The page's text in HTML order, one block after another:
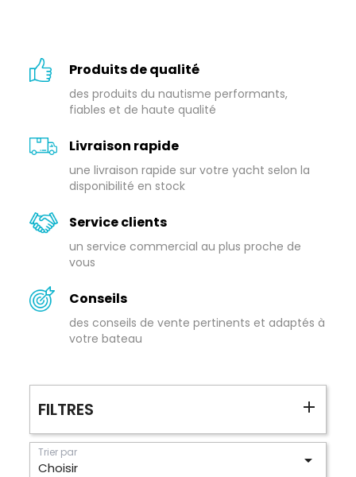
Produits de qualité
des produits du nautisme performants,
fiables et de haute qualité
Livraison rapide
une livraison rapide sur votre yacht selon la
disponibilité en stock
Service clients
un service commercial au plus proche de
vous
Conseils
des conseils de vente pertinents et adaptés à
votre bateau
FILTRES
Trier par
Choisir 